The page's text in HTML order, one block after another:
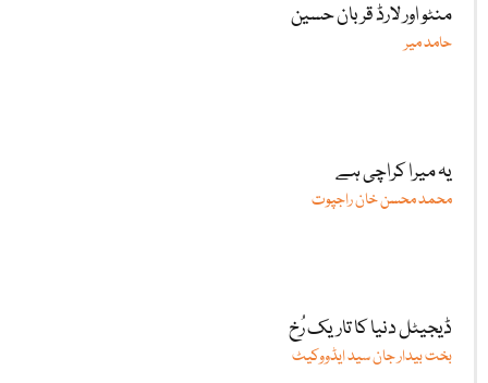
منٹو اور لارڈ قربان حسین
حامد میر
یہ میرا کراچی ہے
محمد محسن خان راجپوت
ڈیجیٹل دنیا کا تاریک رُخ
بخت بیدار جان سید ایڈووکیٹ